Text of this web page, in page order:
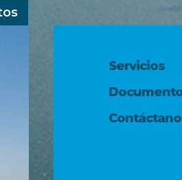
Servicios